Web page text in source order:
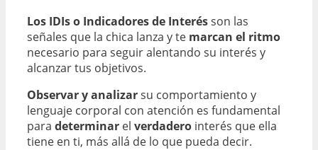
Los IDIs o Indicadores de Interésson las
señales que la chica lanza y te marcan el ritmo
necesario para seguir alentando su interés y
alcanzar tus objetivos.
Observar y analizarsu comportamiento y
lenguaje corporal con atención es fundamental
para determinar el verdadero interés que ella
tiene en ti, más allá de lo que pueda decir.